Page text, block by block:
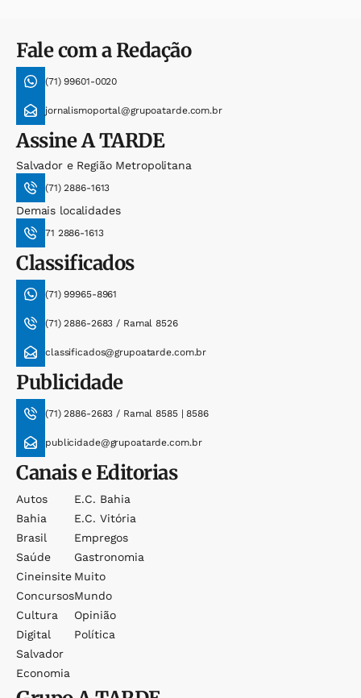
Fale com a Redação
(71) 99601-0020
jornalismoportal@grupoatarde.com.br
AssineA TARDE
Salvador e Região Metropolitana
(71) 2886-1613
Demais localidades
71 2886-1613
Classificados
(71) 99965-8961
(71) 2886-2683 / Ramal 8526
classificados@grupoatarde.com.br
Publicidade
(71) 2886-2683 / Ramal 8585 | 8586
publicidade@grupoatarde.com.br
Canais e Editorias
Autos
Bahia
Brasil
Saúde
Cineinsite
Concursos
Cultura
Digital
Salvador
Economia
E.c. Bahia
E.c. Vitória
Empregos
Gastronomia
Muito
Mundo
Opinião
Política